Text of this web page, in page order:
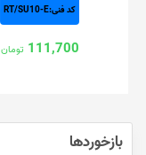
کد فنی:RT/SU10-E
111,700 تومان
بازخوردها